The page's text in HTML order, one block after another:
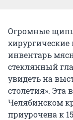
Огромные
инвентарь
стеклянный
увидеть на
столетия». Эта
Челябинском
приурочена к